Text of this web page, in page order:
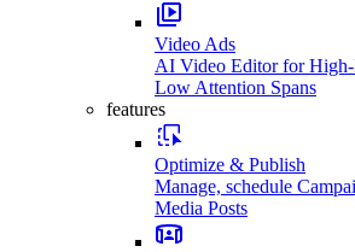
Video Ads
AI Video Editor for
Low Attention Spans
features
Optimize & Publish
Manage, schedule
Media Posts